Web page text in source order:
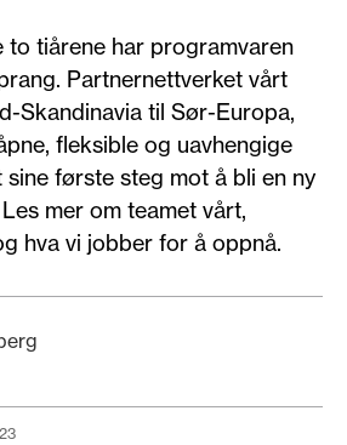
to tiårene har programvaren
Partnernettverket vårt
Skandinavia til Sør-Europa,
fleksible og uavhengige
sine første steg mot å bli en ny
mer om teamet vårt,
hva vi jobber for å oppnå.